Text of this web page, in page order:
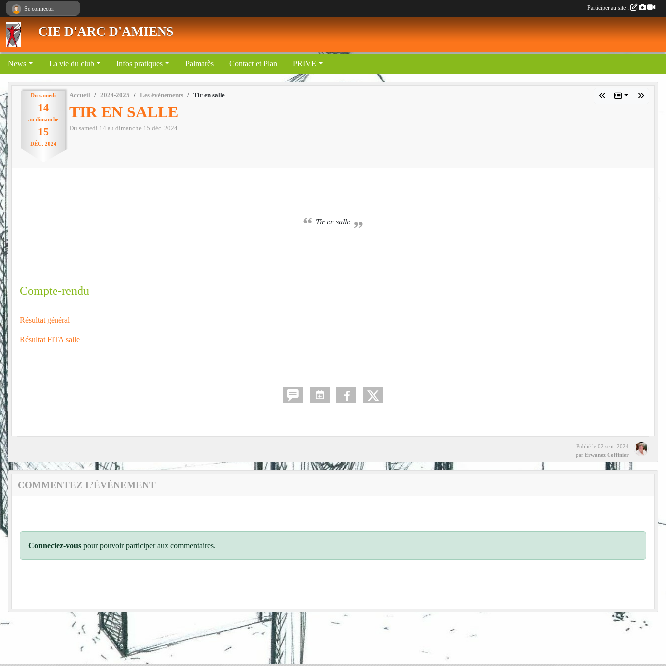
CIE D'ARC D'AMIENS
News La vie du club Infos pratiques Palmarès Contact et Plan PRIVE
Du samedi
14
au dimanche
15
DÉC. 2024
Accueil 2024-2025 Les évènements Tir en salle
TIR EN SALLE
Du samedi 14 au dimanche 15 déc. 2024
Tir en salle
Compte-rendu
Résultat général
Résultat FITA salle
Publié le 02 sept. 2024
par Erwanez Coffinier
COMMENTEZ L’ÉVÈNEMENT
Connectez-vous pour pouvoir participer aux commentaires.
Se connecter Participer au site :
Panneau de gestion des cookies